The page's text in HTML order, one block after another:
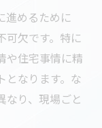
進めるために
可欠です。特に
や住宅事情に精
となります。な
なり、現場ごと